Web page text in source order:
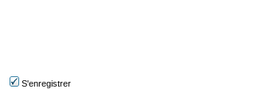
S'enregistrer